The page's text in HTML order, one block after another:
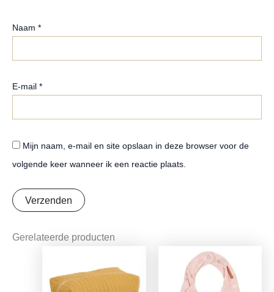
Naam *
E-mail *
Mijn naam, e-mail en site opslaan in deze browser voor de
volgende keer wanneer ik een reactie plaats.
Gerelateerde producten
was:
is:
Oorspronkelijke
prijs
was:
€8,95.
Huidige
prijs
€7,07.